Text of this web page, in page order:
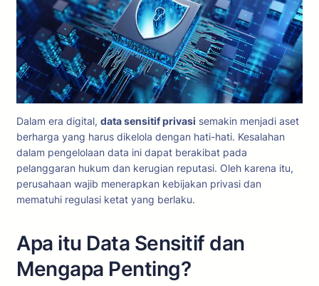
Dalam era digital, data sensitif privasi semakin menjadi aset
berharga yang harus dikelola dengan hati-hati. Kesalahan
dalam pengelolaan data ini dapat berakibat pada
pelanggaran hukum dan kerugian reputasi. Oleh karena itu,
perusahaan wajib menerapkan kebijakan privasi dan
mematuhi regulasi ketat yang berlaku.
Apa itu Data Sensitif dan
Mengapa Penting?